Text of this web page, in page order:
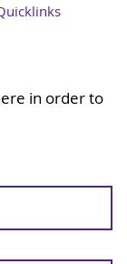
in order to